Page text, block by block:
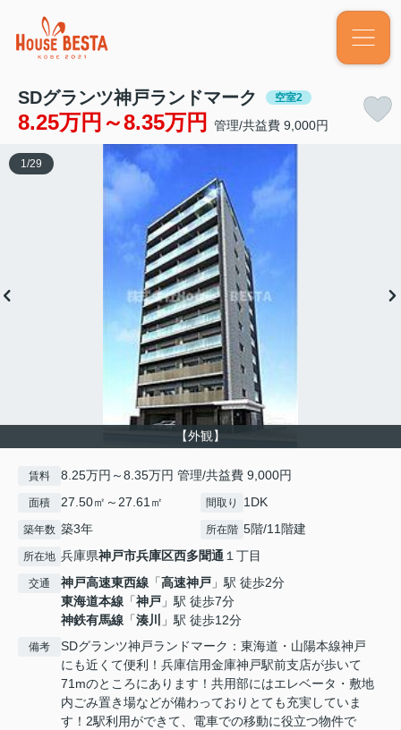
SDグランツ神戸ランドマーク 空室2
8.25万円～8.35万円 管理/共益費 9,000円
【外観】
1 /29
賃料 8.25万円～8.35万円 管理/共益費 9,000円
面積 27.50㎡～27.61㎡ 間取り 1DK
築年数 築3年 所在階 5階/11階建
所在地 兵庫県神戸市兵庫区西多聞通 １丁目
交通 神戸高速東西線 「高速神戸 」駅 徒歩2分
東海道本線 「神戸 」駅 徒歩7分
神鉄有馬線 「湊川 」駅 徒歩12分
備考
SDグランツ神戸ランドマーク：東海道・山陽本線神戸
にも近くて便利！兵庫信用金庫神戸駅前支店が歩いて
71mのところにあります！共用部にはエレベータ・敷地
内ごみ置き場などが備わっておりとても充実していま
す！2駅利用ができて、電車での移動に役立つ物件で